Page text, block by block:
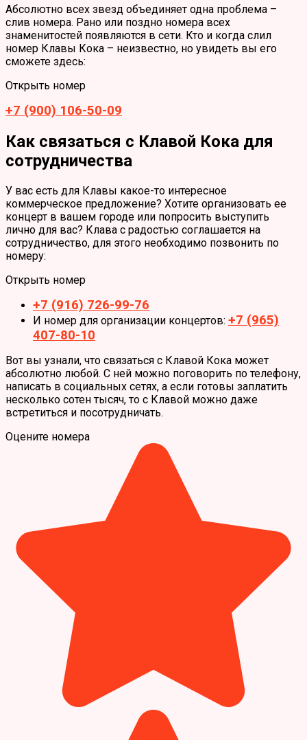
Абсолютно всех звезд объединяет одна проблема –
слив номера. Рано или поздно номера всех
знаменитостей появляются в сети. Кто и когда слил
номер Клавы Кока – неизвестно, но увидеть вы его
сможете здесь:
Открыть номер
+7 (900) 106-50-09
Как связаться с Клавой Кока для
сотрудничества
У вас есть для Клавы какое-то интересное
коммерческое предложение? Хотите организовать ее
концерт в вашем городе или попросить выступить
лично для вас? Клава с радостью соглашается на
сотрудничество, для этого необходимо позвонить по
номеру:
Открыть номер
+7 (916) 726-99-76
И номер для организации концертов: +7 (965)
407-80-10
Вот вы узнали, что связаться с Клавой Кока может
абсолютно любой. С ней можно поговорить по телефону,
написать в социальных сетях, а если готовы заплатить
несколько сотен тысяч, то с Клавой можно даже
встретиться и посотрудничать.
Оцените номера